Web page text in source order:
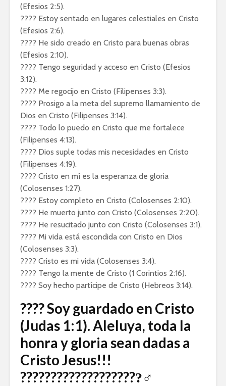
(Efesios 2:5).
???? Estoy sentado en lugares celestiales en Cristo
(Efesios 2:6).
???? He sido creado en Cristo para buenas obras
(Efesios 2:10).
???? Tengo seguridad y acceso en Cristo (Efesios
3:12).
???? Me regocijo en Cristo (Filipenses 3:3).
???? Prosigo a la meta del supremo llamamiento de
Dios en Cristo (Filipenses 3:14).
???? Todo lo puedo en Cristo que me fortalece
(Filipenses 4:13).
???? Dios suple todas mis necesidades en Cristo
(Filipenses 4:19).
???? Cristo en mí es la esperanza de gloria
(Colosenses 1:27).
???? Estoy completo en Cristo (Colosenses 2:10).
???? He muerto junto con Cristo (Colosenses 2:20).
???? He resucitado junto con Cristo (Colosenses 3:1).
???? Mi vida está escondida con Cristo en Dios
(Colosenses 3:3).
???? Cristo es mi vida (Colosenses 3:4).
???? Tengo la mente de Cristo (1 Corintios 2:16).
???? Soy hecho partícipe de Cristo (Hebreos 3:14).
???? Soy guardado en Cristo
(Judas 1:1). Aleluya, toda la
honra y gloria sean dadas a
Cristo Jesus!!!
????????????????????‍♂